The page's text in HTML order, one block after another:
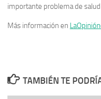
importante problema de salud
Más información en
TAMBIÉN TE